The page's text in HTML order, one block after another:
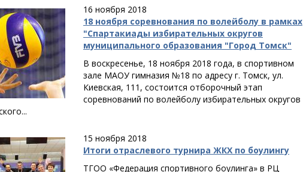
16 ноября 2018
18 ноября соревнования по волейболу в рамках
"Спартакиады избирательных округов
муниципального образования "Город Томск"
В воскресенье, 18 ноября 2018 года, в спортивном
зале МАОУ гимназия №18 по адресу г. Томск, ул.
Киевская, 111, состоится отборочный этап
соревнований по волейболу избирательных округов
15 ноября 2018
Итоги отраслевого турнира ЖКХ по боулингу
ТГОО «Федерация спортивного боулинга» в РЦ